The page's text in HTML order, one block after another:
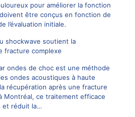
pour améliorer la fonction
être conçus en fonction de
l’évaluation initiale.
shockwave soutient la
fracture complexe
ondes de choc est une méthode
ondes acoustiques à haute
récupération après une fracture
Montréal, ce traitement efficace
et réduit la…